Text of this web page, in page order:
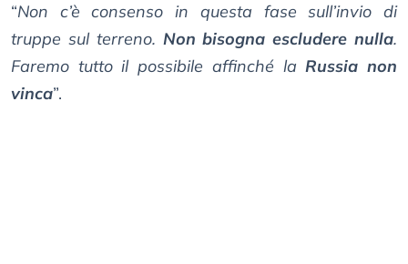
“Non c’è consenso in questa fase sull’invio di
truppe sul terreno. Non bisogna escludere nulla.
Faremo tutto il possibile affinché laRussia non
vinca”.